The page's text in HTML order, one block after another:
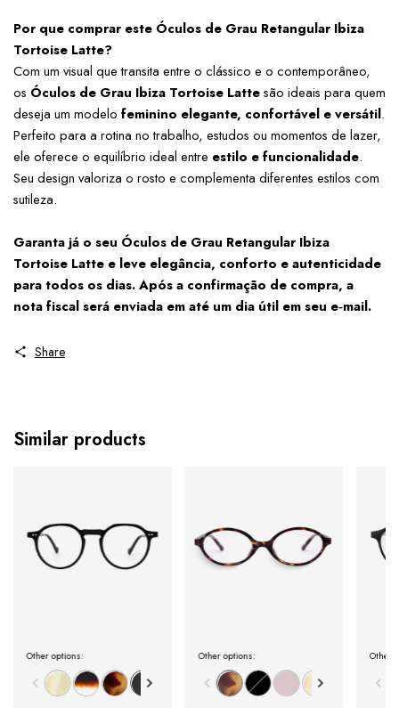
Por que comprar este Óculos de Grau Retangular Ibiza
Tortoise Latte?
Com um visual que transita entre o clássico e o contemporâneo,
os Óculos de Grau Ibiza Tortoise Latte são ideais para quem
deseja um modelo feminino elegante, confortável e versátil.
Perfeito para a rotina no trabalho, estudos ou momentos de lazer,
ele oferece o equilíbrio ideal entre estilo e funcionalidade.
Seu design valoriza o rosto e complementa diferentes estilos com
sutileza.
Garanta já o seu Óculos de Grau Retangular Ibiza
Tortoise Latte e leve elegância, conforto e autenticidade
para todos os dias. Após a confirmação de compra, a
nota fiscal será enviada em até um dia útil em seu e‑mail.
Share
Similar products
Other options: Other options: Other